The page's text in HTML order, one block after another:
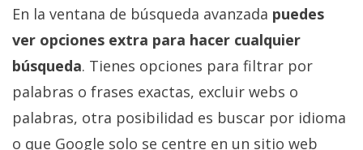
En la ventana de búsqueda avanzada puedes
ver opciones extra para hacer cualquier
búsqueda. Tienes opciones para filtrar por
palabras o frases exactas, excluir webs o
palabras, otra posibilidad es buscar por idioma
o que Google solo se centre en un sitio web